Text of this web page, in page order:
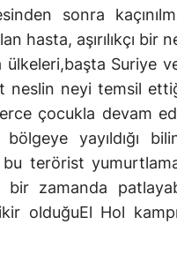
sonra
hasta, aşırılıkçı bir
Suriye
neslin neyi temsil
çocukla devam
yayıldığı
bu terörist
zamanda
olduğuEl Hol